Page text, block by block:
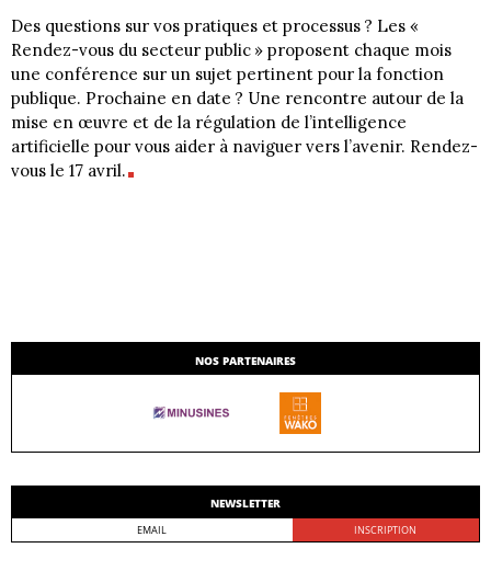
Des questions sur vos pratiques et processus ? Les «
Rendez-vous du secteur public » proposent chaque mois
une conférence sur un sujet pertinent pour la fonction
publique. Prochaine en date ? Une rencontre autour de la
mise en œuvre et de la régulation de l’intelligence
artificielle pour vous aider à naviguer vers l’avenir. Rendez-
vous le 17 avril.
NOS PARTENAIRES
NEWSLETTER